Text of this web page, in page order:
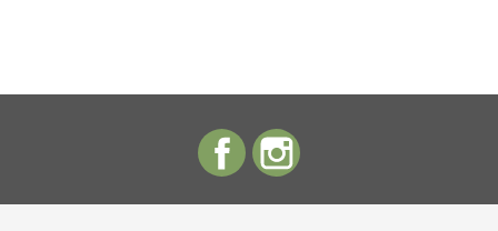
Facebook